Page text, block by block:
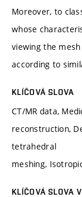
Moreover, to
whose
viewing the
according to
KLÍČOVÁ SLOVA
CT/MR data,
reconstruction,
tetrahedral
meshing,
KLÍČOVÁ SLOVA